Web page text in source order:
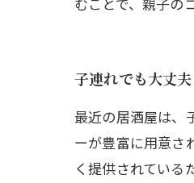
子連れでも大丈
最近の居酒屋は、
ーが豊富に用意さ
く提供されている